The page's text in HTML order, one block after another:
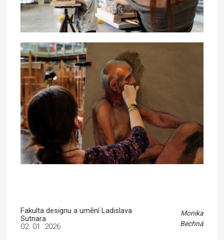
Fakulta designu a umění Ladislava
Sutnara
Monika
Bechná
02. 01. 2026